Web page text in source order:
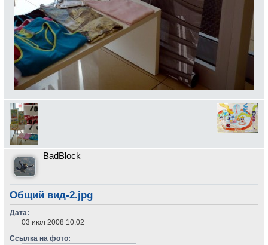
BadBlock
Общий вид-2.jpg
Дата:
03 июл 2008 10:02
Ссылка на фото: